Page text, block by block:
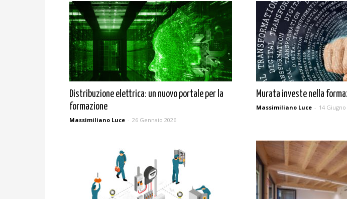
Distribuzione elettrica: un nuovo portale per la
formazione
Massimiliano Luce - 26 Gennaio 2026
Murata investe nella
Massimiliano Luce - 14 Giugno